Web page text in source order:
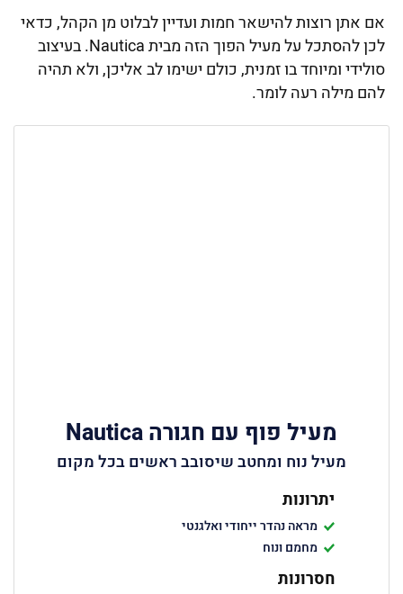
אם אתן רוצות להישאר חמות ועדיין לבלוט מן הקהל, כדאי
לכן להסתכל על מעיל הפוך הזה מבית Nautica. בעיצוב
סולידי ומיוחד בו זמנית, כולם ישימו לב אליכן, ולא תהיה
להם מילה רעה לומר.
מעיל פוף עם חגורה Nautica
מעיל נוח ומחטב שיסובב ראשים בכל מקום
יתרונות
מראה נהדר ייחודי ואלגנטי
מחמם ונוח
חסרונות